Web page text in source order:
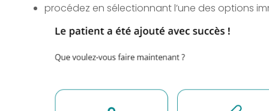
procédez en sélectionnant l’une des options